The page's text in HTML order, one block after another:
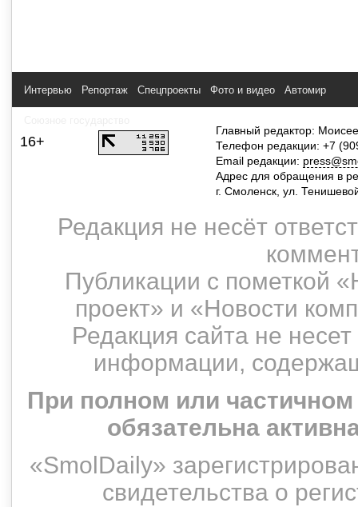
Интервью Репортаж Спецпроекты Фото и видео Автомир
16+
Главный редактор:
Телефон редакции: +7
Email редакции:
Адрес для обращения в
г. Смоленск, ул.
Редакция не несёт
Публикации с пометкой
проект» и «Новости
Редакция сайта не
информации,
При полном или
обязательна
«SmolDaily»
свидетельства о